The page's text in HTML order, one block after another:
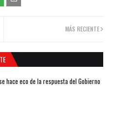
MÁS RECIENTE
hace eco de la respuesta del Gobierno